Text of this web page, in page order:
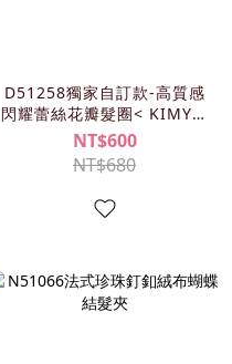
D51258獨家自訂款-高質感
閃耀蕾絲花瓣髮圈< KIMY清
單>
NT$600
NT$680